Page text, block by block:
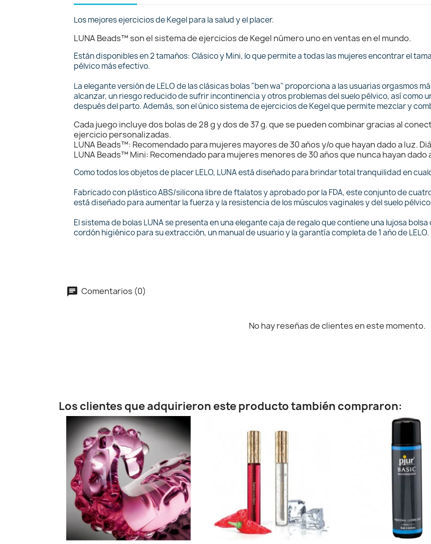
Los mejores ejercicios de Kegel para la salud y el placer.
LUNA Beads™ son el sistema de ejercicios de Kegel número uno en ventas en el mundo.
Están disponibles en 2 tamaños: Clásico y Mini, lo que permite a todas las mujeres encontrar el
pélvico más efectivo.
La elegante versión de LELO de las clásicas bolas "ben wa" proporciona a las usuarias orgasmos
alcanzar, un riesgo reducido de sufrir incontinencia y otros problemas del suelo pélvico, así como
después del parto. Además, son el único sistema de ejercicios de Kegel que permite mezclar y
Cada juego incluye dos bolas de 28 g y dos de 37 g. que se pueden combinar gracias al
ejercicio personalizadas.
LUNA Beads™: Recomendado para mujeres mayores de 30 años y/o que hayan dado a luz.
LUNA Beads™ Mini: Recomendado para mujeres menores de 30 años que nunca hayan dado
Como todos los objetos de placer LELO, LUNA está diseñado para brindar total tranquilidad en
Fabricado con plástico ABS/silicona libre de ftalatos y aprobado por la FDA, este conjunto de
está diseñado para aumentar la fuerza y ​​la resistencia de los músculos vaginales y del suelo
El sistema de bolas LUNA se presenta en una elegante caja de regalo que contiene una lujosa
cordón higiénico para su extracción, un manual de usuario y la garantía completa de 1 año de LELO.
Comentarios (0)
No hay reseñas de clientes en este momento.
Los clientes que adquirieron este producto también compraron: